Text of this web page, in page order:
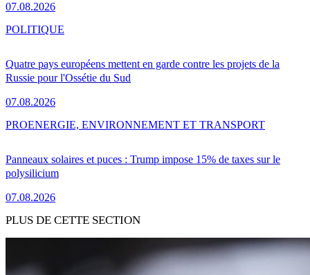
07.08.2026
Quatre pays européens mettent en garde contre les projets de la
Russie pour l'Ossétie du Sud
07.08.2026
POLITIQUE
Panneaux solaires et puces : Trump impose 15% de taxes sur le
polysilicium
07.08.2026
PROENERGIE, ENVIRONNEMENT ET TRANSPORT
PLUS DE CETTE SECTION